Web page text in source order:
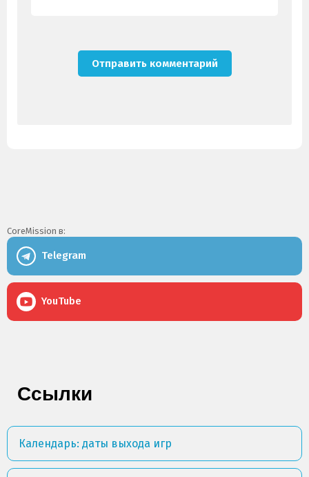
CoreMission в:
Telegram
YouTube
Ссылки
Календарь: даты выхода игр